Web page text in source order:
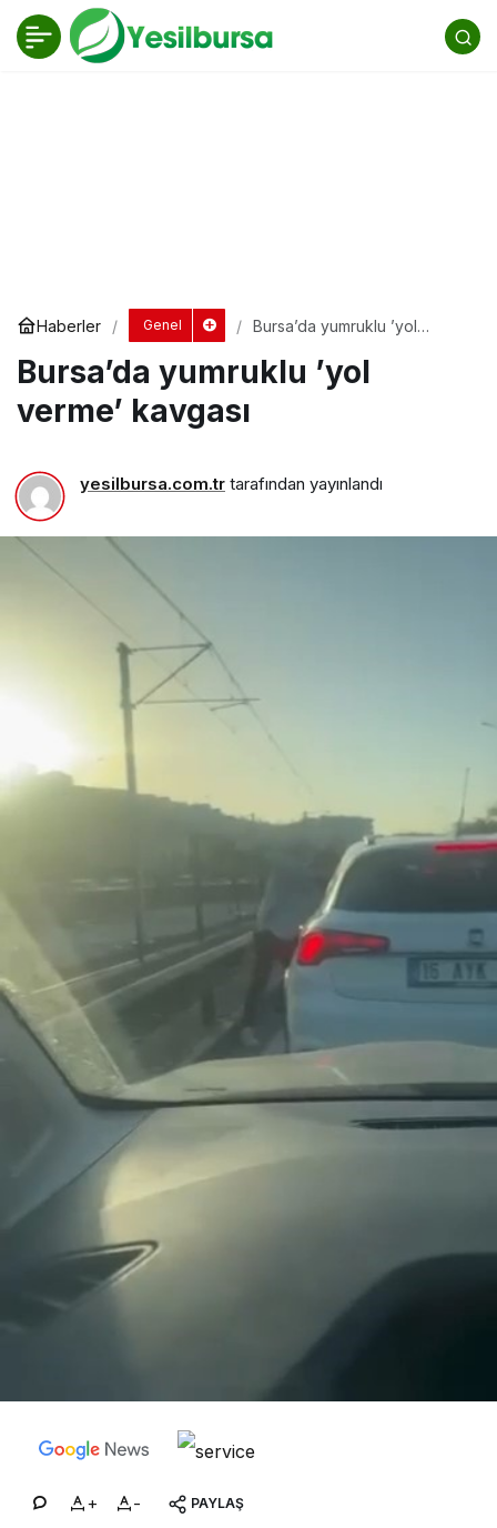
Haberler Genel
Bursa’da yumruklu ’yol
Bursa’da yumruklu ’yol
verme’ kavgası
yesilbursa.com.tr tarafından yayınlandı
+ - PAYLAŞ
Bursa’da yumruklu ’yol verme’ kavgası